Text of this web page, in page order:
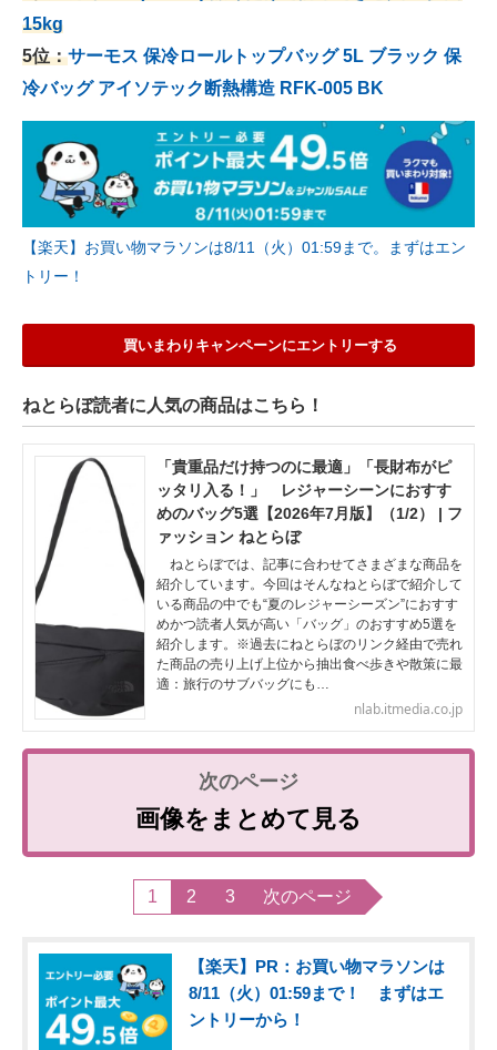
15kg
5位：サーモス 保冷ロールトップバッグ 5L ブラック 保
冷バッグ アイソテック断熱構造 RFK-005 BK
【楽天】お買い物マラソンは8/11（火）01:59まで。まずはエン
トリー！
買いまわりキャンペーンにエントリーする
ねとらぼ読者に人気の商品はこちら！
「貴重品だけ持つのに最適」「長財布がピ
ッタリ入る！」 レジャーシーンにおすす
めのバッグ5選【2026年7月版】（1/2） | フ
ァッション ねとらぼ
ねとらぼでは、記事に合わせてさまざまな商品を
紹介しています。今回はそんなねとらぼで紹介して
いる商品の中でも“夏のレジャーシーズン”におすす
めかつ読者人気が高い「バッグ」のおすすめ5選を
紹介します。※過去にねとらぼのリンク経由で売れ
た商品の売り上げ上位から抽出食べ歩きや散策に最
適：旅行のサブバッグにも…
nlab.itmedia.co.jp
画像をまとめて見る
1 2 3 次のページ
【楽天】PR：お買い物マラソンは
8/11（火）01:59まで！ まずはエ
ントリーから！